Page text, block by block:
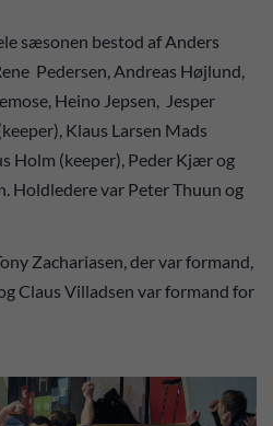
sæsonen bestod af Anders
Pedersen, Andreas Højlund,
Heino Jepsen, Jesper
Klaus Larsen Mads
Holm (keeper), Peder Kjær og
Holdledere var Peter Thuun og
Zachariasen, der var formand,
Claus Villadsen var formand for